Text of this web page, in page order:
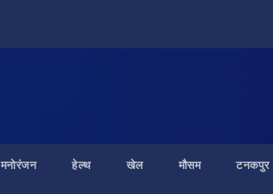
मनोरंजन हेल्थ खेल मौसम टनकपुर